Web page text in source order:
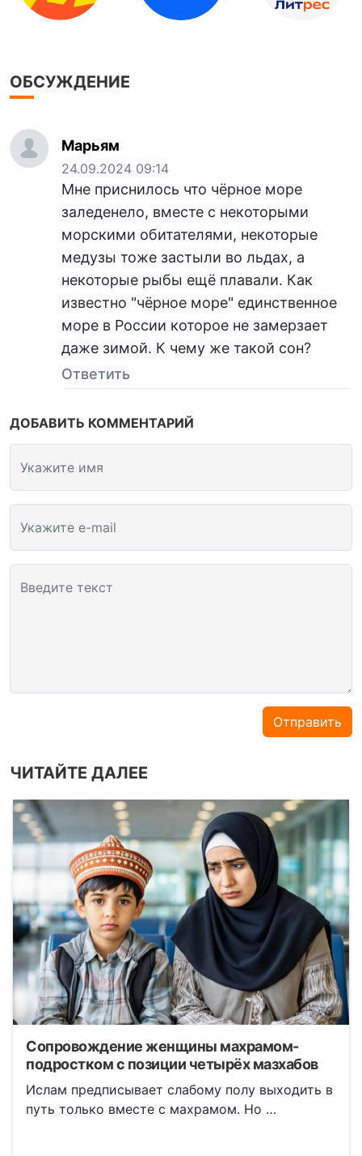
ОБСУЖДЕНИЕ
Марьям
24.09.2024 09:14
Мне приснилось что чёрное море
заледенело, вместе с некоторыми
морскими обитателями, некоторые
медузы тоже застыли во льдах, а
некоторые рыбы ещё плавали. Как
известно "чёрное море" единственное
море в России которое не замерзает
даже зимой. К чему же такой сон?
Ответить
ДОБАВИТЬ КОММЕНТАРИЙ
Укажите имя
Укажите e-mail
Введите текст
Отправить
ЧИТАЙТЕ ДАЛЕЕ
Сопровождение женщины махрамом-
подростком с позиции четырёх мазхабов
Ислам предписывает слабому полу выходить в
путь только вместе с махрамом. Но …